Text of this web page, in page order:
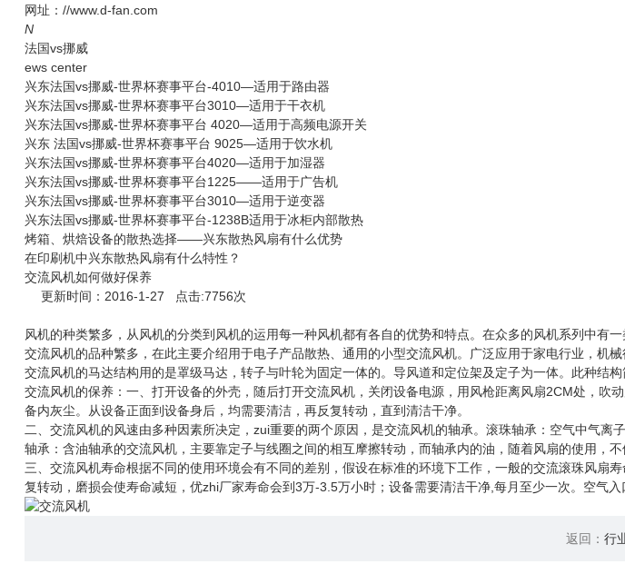
网址：//www.d-fan.com
N
法国vs挪威
ews center
兴东法国vs挪威-世界杯赛事平台-4010—适用于路由器
兴东法国vs挪威-世界杯赛事平台3010—适用于干衣机
兴东法国vs挪威-世界杯赛事平台 4020—适用于高频电源开关
兴东 法国vs挪威-世界杯赛事平台 9025—适用于饮水机
兴东法国vs挪威-世界杯赛事平台4020—适用于加湿器
兴东法国vs挪威-世界杯赛事平台1225——适用于广告机
兴东法国vs挪威-世界杯赛事平台3010—适用于逆变器
兴东法国vs挪威-世界杯赛事平台-1238B适用于冰柜内部散热
烤箱、烘焙设备的散热选择——兴东散热风扇有什么优势
在印刷机中兴东散热风扇有什么特性？
交流风机如何做好保养
更新时间：2016-1-27 点击:7756次
风机的种类繁多，从风机的分类到风机的运用每一种风机都有各自的优势和特点。在众多的风机系列中有
交流风机的品种繁多，在此主要介绍用于电子产品散热、通用的小型交流风机。广泛应用于家电行业，机
交流风机的马达结构用的是罩级马达，转子与叶轮为固定一体的。导风道和定位架及定子为一体。此种结
交流风机的保养：一、打开设备的外壳，随后打开交流风机，关闭设备电源，用风枪距离风扇2CM处，
备内灰尘。从设备正面到设备身后，均需要清洁，再反复转动，直到清洁干净。
二、交流风机的风速由多种因素所决定，zui重要的两个原因，是交流风机的轴承。滚珠轴承：空气中气
轴承：含油轴承的交流风机，主要靠定子与线圈之间的相互摩擦转动，而轴承内的油，随着风扇的使用，
三、交流风机寿命根据不同的使用环境会有不同的差别，假设在标准的环境下工作，一般的交流滚珠风
复转动，磨损会使寿命减短，优zhi厂家寿命会到3万-3.5万小时；设备需要清洁干净,每月至少一次。空气
返回： 行